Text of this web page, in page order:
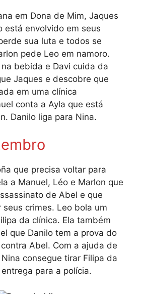
em Dona de Mim, Jaques
está envolvido em seus
sua luta e todos se
pede Leo em namoro.
bebida e Davi cuida da
Jaques e descobre que
em uma clínica
conta a Ayla que está
Danilo liga para Nina.
que precisa voltar para
a Manuel, Léo e Marlon que
de Abel e que
crimes. Leo bola um
da clínica. Ela também
que Danilo tem a prova do
Abel. Com a ajuda de
consegue tirar Filipa da
para a polícia.